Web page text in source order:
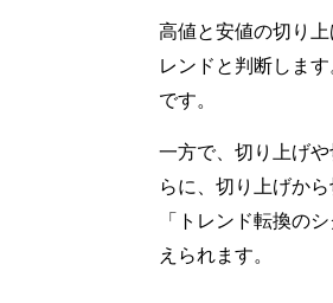
高値と安値の切り
レンドと判断しま
です。
一方で、切り上げ
らに、切り上げか
「トレンド転換の
えられます。